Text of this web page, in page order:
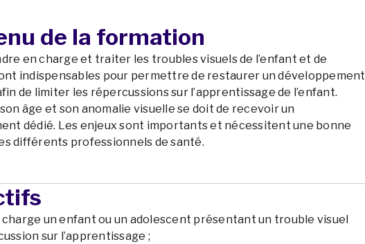
de la formation
en charge et traiter les troubles visuels de l’enfant et de
indispensables pour permettre de restaurer un développement
de limiter les répercussions sur l’apprentissage de l’enfant.
son âge et son anomalie visuelle se doit de recevoir un
dédié. Les enjeux sont importants et nécessitent une bonne
différents professionnels de santé.
un enfant ou un adolescent présentant un trouble visuel
sur l’apprentissage ;